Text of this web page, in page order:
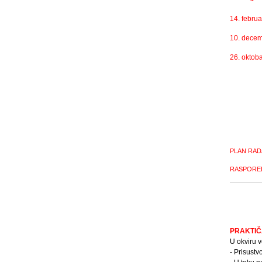
14.
10.
26.
PLAN
U okviru
-